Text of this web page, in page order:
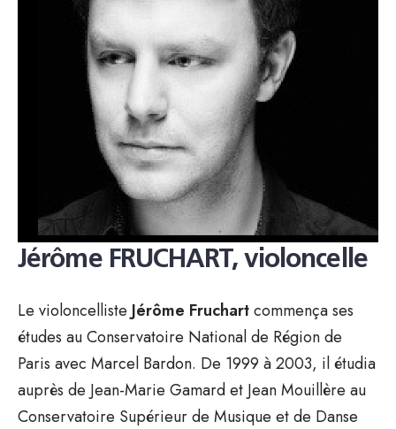
Jérôme FRUCHART, violoncelle
Le violoncelliste Jérôme Fruchartcommença ses
études au Conservatoire National de Région de
Paris avec Marcel Bardon. De 1999 à 2003, il étudia
auprès de Jean-Marie Gamard et Jean Mouillère au
Conservatoire Supérieur de Musique et de Danse